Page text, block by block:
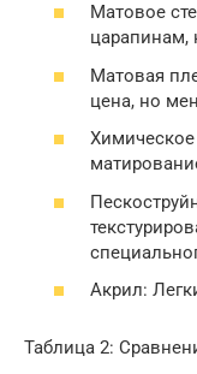
Матовое
царапинам,
Матовая
цена, но
Акрил:
Таблица 2: